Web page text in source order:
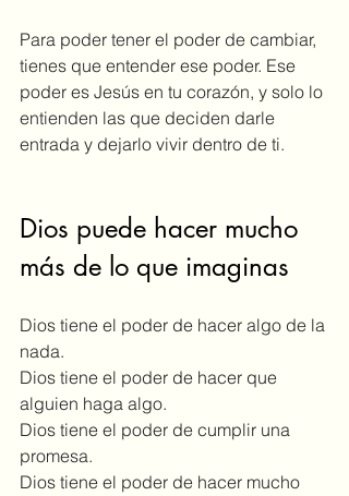
Para poder tener el poder de cambiar,
tienes que entender ese poder. Ese
poder es Jesús en tu corazón, y solo lo
entienden las que deciden darle
entrada y dejarlo vivir dentro de ti.
Dios puede hacer mucho
más de lo que imaginas
Dios tiene el poder de hacer algo de la
nada.
Dios tiene el poder de hacer que
alguien haga algo.
Dios tiene el poder de cumplir una
promesa.
Dios tiene el poder de hacer mucho